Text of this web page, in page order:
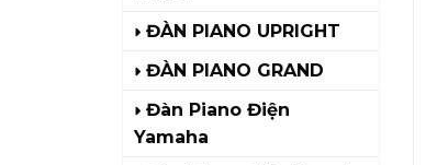
ĐÀN PIANO UPRIGHT
ĐÀN PIANO GRAND
Đàn Piano Điện
Yamaha